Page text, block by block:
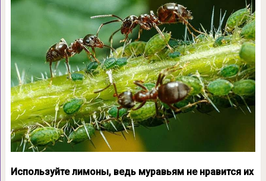
Используйте лимоны, ведь муравьям не нравится их